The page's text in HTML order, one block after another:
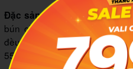
Đặc sản Hà Nội: Một số món
bún chả, bánh cuốn, bánh
đều được phục vụ tại đây
55.000 VND.